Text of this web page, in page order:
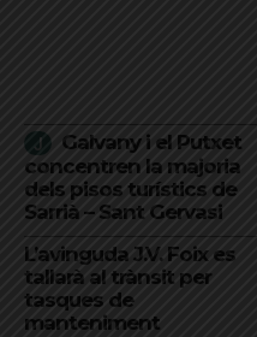
Galvany i el Putxet
concentren la majoria
dels pisos turístics de
Sarrià – Sant Gervasi
L’avinguda J.V. Foix es
tallarà al trànsit per
tasques de
manteniment